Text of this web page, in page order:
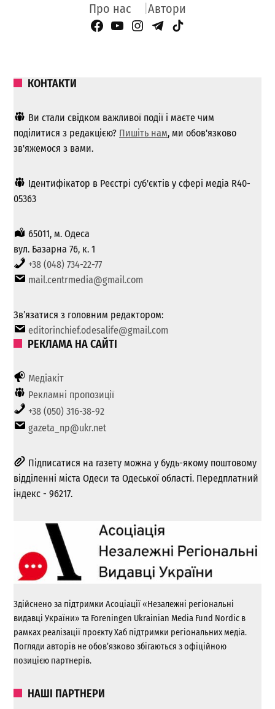
Про нас Автори
Facebook Page
YouTube
Instagram
Telegram
TikTok
КОНТАКТИ
Ви стали свідком важливої ​​події і маєте чим
поділитися з редакцією? Пишіть нам, ми обов'язково
зв'яжемося з вами.
Ідентифікатор в Реєстрі суб'єктів у сфері медіа R40-
05363
65011, м. Одеса
вул. Базарна 76, к. 1
+38 (048) 734-22-77
mail.centrmedia@gmail.com
Зв’язатися з головним редактором:
editorinchief.odesalife@gmail.com
РЕКЛАМА НА САЙТІ
Медіакіт
Рекламні пропозиції
+38 (050) 316-38-92
gazeta_np@ukr.net
Підписатися на газету можна у будь-якому поштовому
відділенні міста Одеси та Одеської області. Передплатний
індекс - 96217.
Здійснено за підтримки Асоціації «Незалежні регіональні
видавці України» та Foreningen Ukrainian Media Fund Nordic в
рамках реалізації проєкту Хаб підтримки регіональних медіа.
Погляди авторів не обов’язково збігаються з офіційною
позицією партнерів.
НАШІ ПАРТНЕРИ